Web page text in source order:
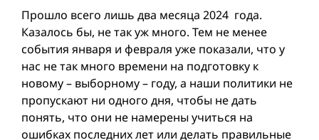
Прошло всего лишь два месяца 2024 годa.
Казалось бы, не так уж много. Тем не менее
события января и февраля уже показали, что у
нас не так много времени на подготовку к
новому – выборному – году, а наши политики не
пропускают ни одного дня, чтобы не дать
понять, что они не намерены учиться на
ошибках последних лет или делать правильные